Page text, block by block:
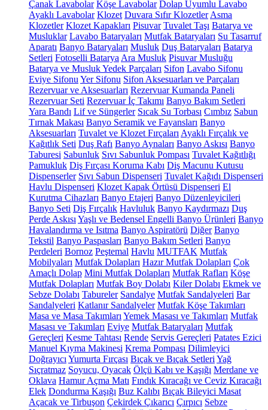
Çanak Lavabolar Köşe Lavabolar Dolap Uyumlu Lavabo
Ayaklı Lavabolar Klozet Duvara Sıfır Klozetler Asma
Klozetler Klozet Kapakları Pisuvar Tuvalet Taşı Batarya ve
Musluklar Lavabo Bataryaları Mutfak Bataryaları Su Tasarruf
Aparatı Banyo Bataryaları Musluk Duş Bataryaları Batarya
Setleri Fotoselli Batarya Ara Musluk Pisuvar Musluğu
Batarya ve Musluk Yedek Parçaları Sifon Lavabo Sifonu
Eviye Sifonu Yer Sifonu Sifon Aksesuarları ve Parçaları
Rezervuar ve Aksesuarları Rezervuar Kumanda Paneli
Rezervuar Seti Rezervuar İç Takımı Banyo Bakım Setleri
Yara Bandı Lif ve Süngerler Sıcak Su Torbası Cımbız Sabun
Tırnak Makası Banyo Seramik ve Fayansları Banyo
Aksesuarları Tuvalet ve Klozet Fırçaları Ayaklı Fırçalık ve
Kağıtlık Seti Duş Rafı Banyo Aynaları Banyo Askısı Banyo
Taburesi Sabunluk Sıvı Sabunluk Pompası Tuvalet Kağıtlığı
Pamukluk Diş Fırçası Koruma Kabı Diş Macunu Kutusu
Dispenserler Sıvı Sabun Dispenseri Tuvalet Kağıdı Dispenseri
Havlu Dispenseri Klozet Kapak Örtüsü Dispenseri El
Kurutma Cihazları Banyo Etajeri Banyo Düzenleyicileri
Banyo Seti Diş Fırçalık Havluluk Banyo Kaydırmazı Duş
Perde Askısı Yaşlı ve Bedensel Engelli Banyo Ürünleri Banyo
Havalandırma ve Isıtma Banyo Aspiratörü Diğer Banyo
Tekstil Banyo Paspasları Banyo Bakım Setleri Banyo
Perdeleri Bornoz Peştemal Havlu MUTFAK Mutfak
Mobilyaları Mutfak Dolapları Hazır Mutfak Dolapları Çok
Amaçlı Dolap Mini Mutfak Dolapları Mutfak Rafları Köşe
Mutfak Dolapları Mutfak Boy Dolabı Kiler Dolabı Ekmek ve
Sebze Dolabı Tabureler Sandalye Mutfak Sandalyeleri Bar
Sandalyeleri Katlanır Sandalyeler Mutfak Köşe Takımları
Masa ve Masa Takımları Yemek Masası ve Takımları Mutfak
Masası ve Takımları Eviye Mutfak Bataryaları Mutfak
Gereçleri Kesme Tahtası Rende Servis Gereçleri Patates Ezici
Manuel Kıyma Makinesi Krema Pompası Dilimleyici
Doğrayıcı Yumurta Fırçası Bıçak ve Bıçak Setleri Yağ
Sıçratmaz Soyucu, Oyacak Ölçü Kabı ve Kaşığı Merdane ve
Oklava Hamur Açma Matı Fındık Kıracağı ve Ceviz Kıracağı
Elek Dondurma Kaşığı Buz Kalıbı Bıçak Bileyici Masat
Açacak ve Tirbuşon Çekirdek Çıkarıcı Çırpıcı Sebze